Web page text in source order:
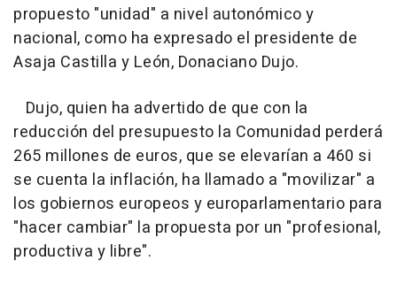
propuesto "unidad" a nivel autonómico y
nacional, como ha expresado el presidente de
Asaja Castilla y León, Donaciano Dujo.
Dujo, quien ha advertido de que con la
reducción del presupuesto la Comunidad perderá
265 millones de euros, que se elevarían a 460 si
se cuenta la inflación, ha llamado a "movilizar" a
los gobiernos europeos y europarlamentario para
"hacer cambiar" la propuesta por un "profesional,
productiva y libre".